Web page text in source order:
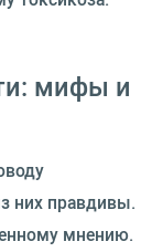
мифы и
них правдивы.
мнению.